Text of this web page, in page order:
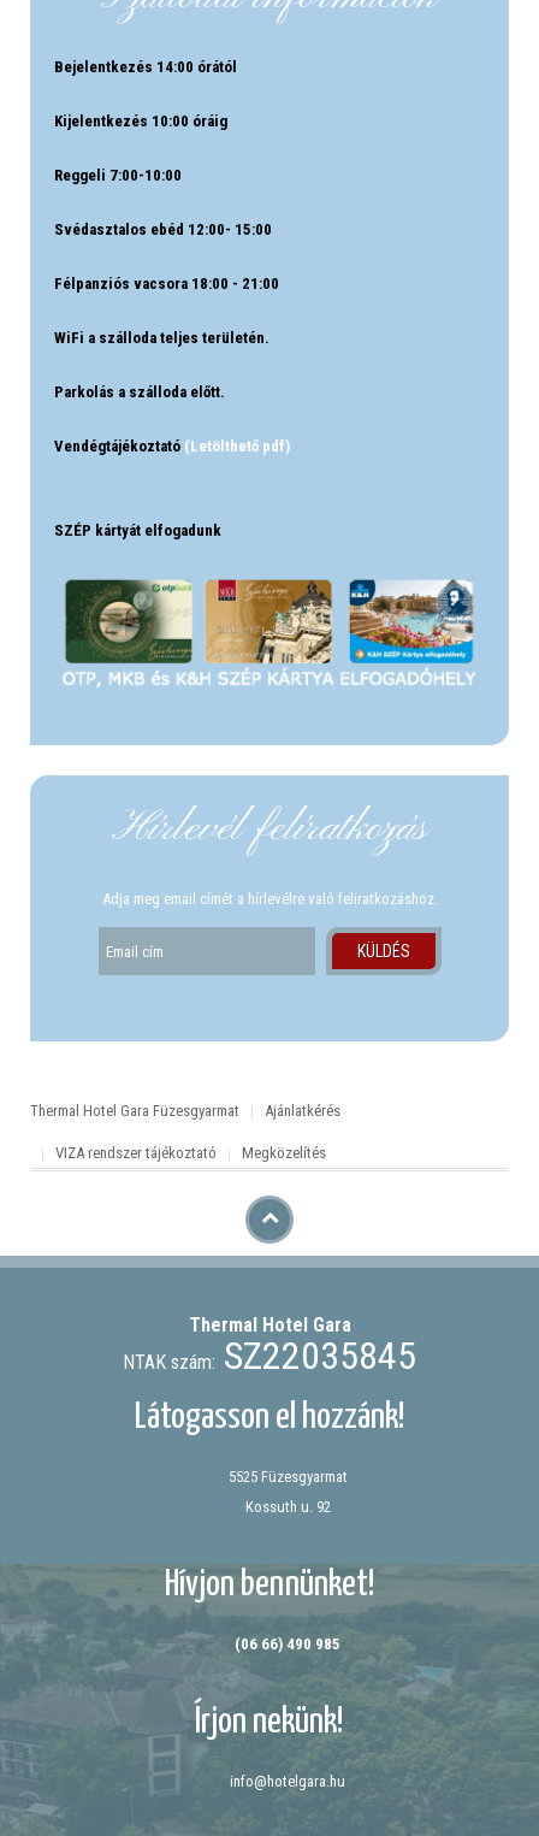
Bejelentkezés 14:00 órától
Kijelentkezés 10:00 óráig
Reggeli 7:00-10:00
Svédasztalos ebéd 12:00- 15:00
Félpanziós vacsora 18:00 - 21:00
WiFi a szálloda teljes területén.
Parkolás a szálloda előtt.
Vendégtájékoztató (Letölthető pdf)
SZÉP kártyát elfogadunk
Hírlevél felíratkozás
Adja meg email címét a hírlevélre való feliratkozáshoz.
Thermal Hotel Gara Füzesgyarmat Ajánlatkérés
VIZA rendszer tájékoztató Megközelítés
Thermal Hotel Gara
NTAK szám: SZ22035845
Látogasson el hozzánk!
5525 Füzesgyarmat
Kossuth u. 92
Hívjon bennünket!
(06 66) 490 985
Írjon nekünk!
info@hotelgara.hu